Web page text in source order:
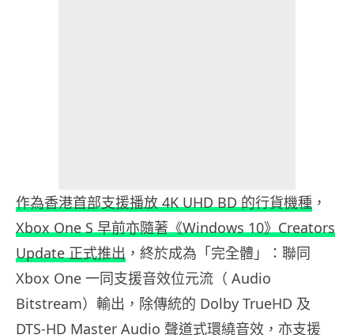
作為香港首部支援播放 4K UHD BD 的行貨機種 ，
Xbox One S 早前亦隨著《Windows 10》Creators
Update 正式推出 ，終於成為「完全體」：聯同
Xbox One 一同支援音效位元流（ Audio
Bitstream）輸出，除傳統的 Dolby TrueHD 及
DTS-HD Master Audio 聲道式環繞音效，亦支援